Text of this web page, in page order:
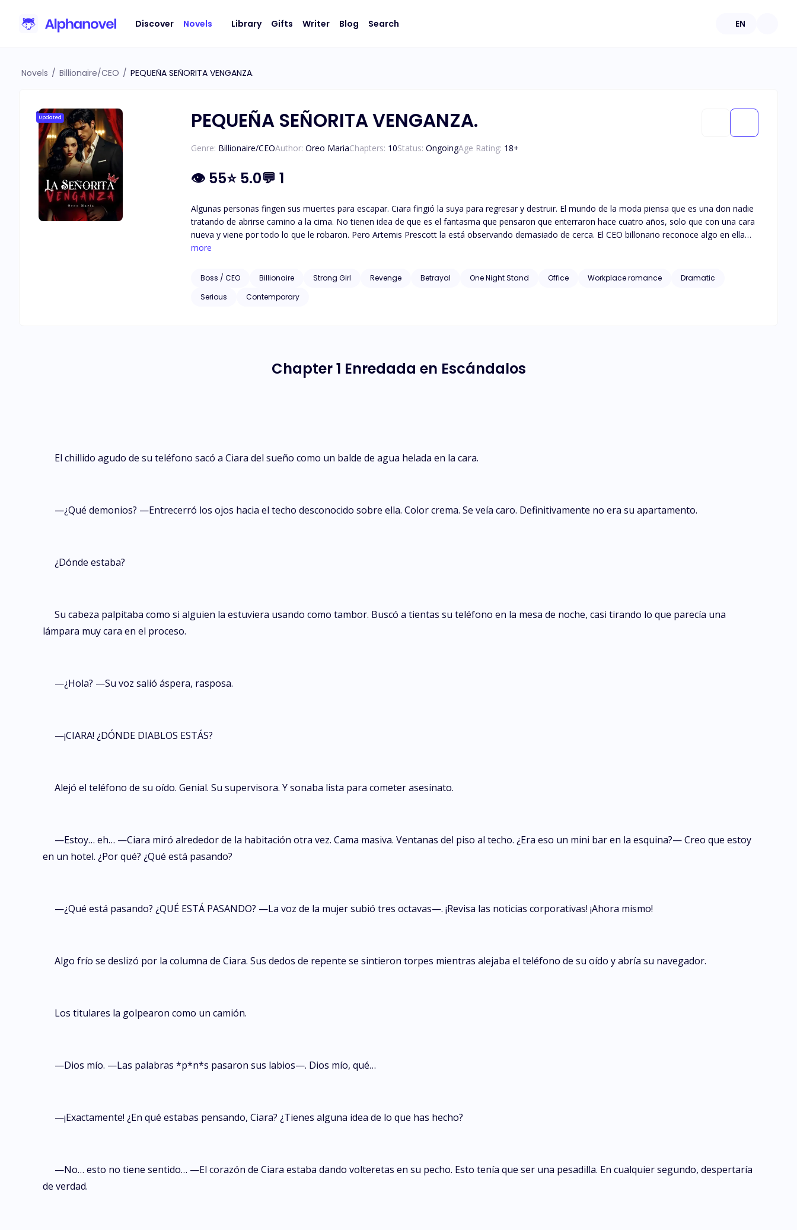
Discover Novels Library Gifts Writer Blog Search EN
Novels / Billionaire/CEO / PEQUEÑA SEÑORITA VENGANZA.
Updated PEQUEÑA SEÑORITA VENGANZA.
Genre: Billionaire/CEOAuthor: Oreo MariaChapters: 10Status: OngoingAge Rating: 18+
👁 55⭐5.0💬 1
Algunas personas fingen sus muertes para escapar. Ciara fingió la suya para regresar y destruir. El mundo de la moda piensa que es una don nadie
tratando de abrirse camino a la cima. No tienen idea de que es el fantasma que pensaron que enterraron hace cuatro años, solo que con una cara
nueva y viene por todo lo que le robaron. Pero Artemis Prescott la está observando demasiado de cerca. El CEO billonario reconoce algo en ella
que no puede ubicar del todo, y su interés se está convirtiendo en un problema que no contabilizó. Se suponía que la venganza fuera simple. Sin
more
Boss / CEO Billionaire Strong Girl Revenge Betrayal One Night Stand Office Workplace romance
Dramatic
Serious
Contemporary
Chapter 1 Enredada en Escándalos
El chillido agudo de su teléfono sacó a Ciara del sueño como un balde de agua helada en la cara.
—¿Qué demonios? —Entrecerró los ojos hacia el techo desconocido sobre ella. Color crema. Se veía caro. Definitivamente no era su apartamento.
¿Dónde estaba?
Su cabeza palpitaba como si alguien la estuviera usando como tambor. Buscó a tientas su teléfono en la mesa de noche, casi tirando lo que parecía una
lámpara muy cara en el proceso.
—¿Hola? —Su voz salió áspera, rasposa.
—¡CIARA! ¿DÓNDE DIABLOS ESTÁS?
Alejó el teléfono de su oído. Genial. Su supervisora. Y sonaba lista para cometer asesinato.
—Estoy… eh… —Ciara miró alrededor de la habitación otra vez. Cama masiva. Ventanas del piso al techo. ¿Era eso un mini bar en la esquina?— Creo que estoy
en un hotel. ¿Por qué? ¿Qué está pasando?
—¿Qué está pasando? ¿QUÉ ESTÁ PASANDO? —La voz de la mujer subió tres octavas—. ¡Revisa las noticias corporativas! ¡Ahora mismo!
Algo frío se deslizó por la columna de Ciara. Sus dedos de repente se sintieron torpes mientras alejaba el teléfono de su oído y abría su navegador.
Los titulares la golpearon como un camión.
—Dios mío. —Las palabras *p*n*s pasaron sus labios—. Dios mío, qué…
—¡Exactamente! ¿En qué estabas pensando, Ciara? ¿Tienes alguna idea de lo que has hecho?
—No… esto no tiene sentido… —El corazón de Ciara estaba dando volteretas en su pecho. Esto tenía que ser una pesadilla. En cualquier segundo, despertaría
de verdad.